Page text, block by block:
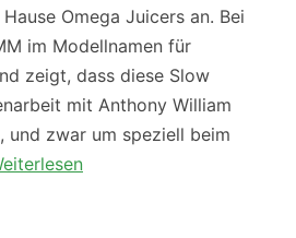
Omega Juicers an. Bei
im Modellnamen für
zeigt, dass diese Slow
mit Anthony William
und zwar um speziell beim